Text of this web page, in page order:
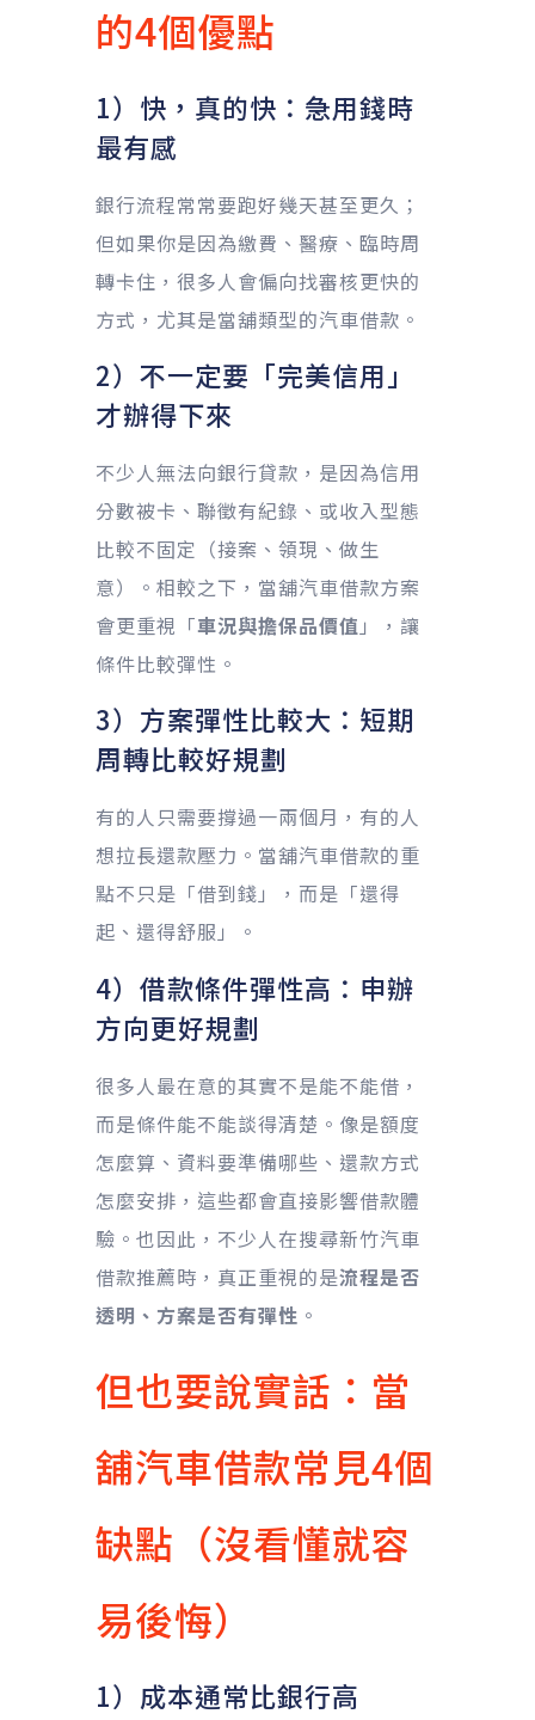
的4個優點
1）快，真的快：急用錢時
最有感
銀行流程常常要跑好幾天甚至更久；
但如果你是因為繳費、醫療、臨時周
轉卡住，很多人會偏向找審核更快的
方式，尤其是當舖類型的汽車借款。
2）不一定要「完美信用」
才辦得下來
不少人無法向銀行貸款，是因為信用
分數被卡、聯徵有紀錄、或收入型態
比較不固定（接案、領現、做生
意）。相較之下，當舖汽車借款方案
會更重視「車況與擔保品價值 」，讓
條件比較彈性。
3）方案彈性比較大：短期
周轉比較好規劃
有的人只需要撐過一兩個月，有的人
想拉長還款壓力。當舖汽車借款的重
點不只是「借到錢」，而是「還得
起、還得舒服」。
4）借款條件彈性高：申辦
方向更好規劃
很多人最在意的其實不是能不能借，
而是條件能不能談得清楚。像是額度
怎麼算、資料要準備哪些、還款方式
怎麼安排，這些都會直接影響借款體
驗。也因此，不少人在搜尋新竹汽車
借款推薦時，真正重視的是流程是否
透明、方案是否有彈性 。
但也要說實話：當
舖汽車借款常見4個
缺點（沒看懂就容
易後悔）
1）成本通常比銀行高